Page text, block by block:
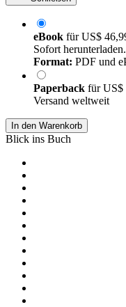
eBook fürUS$
Sofort
Format: PDF und
Paperback fürUS$
Versand weltweit
In den Warenkorb
Blick ins Buch